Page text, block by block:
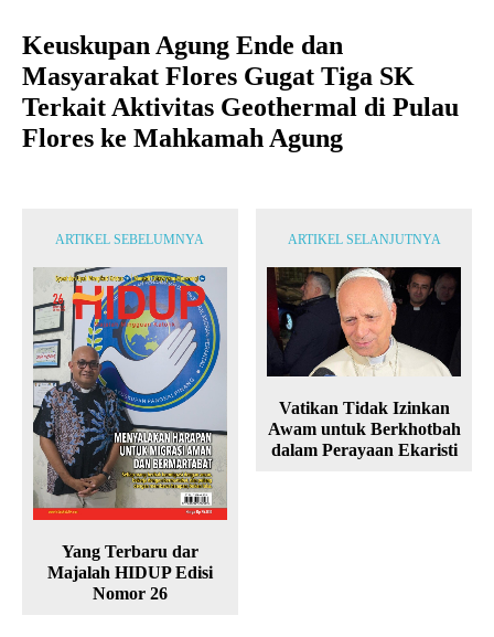
Keuskupan Agung Ende dan
Masyarakat Flores Gugat Tiga SK
Terkait Aktivitas Geothermal di Pulau
Flores ke Mahkamah Agung
ARTIKEL SEBELUMNYA
Yang Terbaru dar
Majalah HIDUP Edisi
Nomor 26
ARTIKEL SELANJUTNYA
Vatikan Tidak Izinkan
Awam untuk Berkhotbah
dalam Perayaan Ekaristi